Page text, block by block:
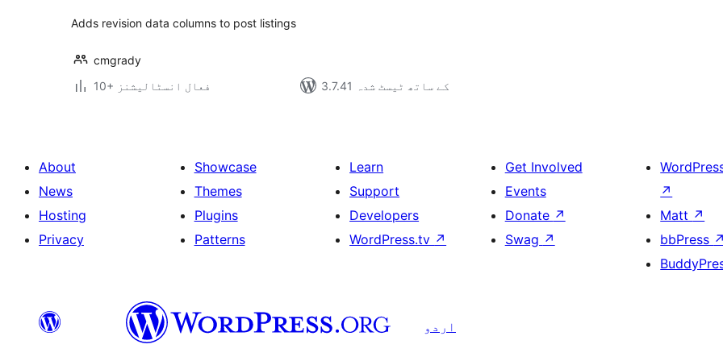
Adds revision data columns to post listings
cmgrady
10+ فعال انسٹالیشنز
3.7.41 کے ساتھ ٹیسٹ شدہ
About
News
Hosting
Privacy
Showcase
Themes
Plugins
Patterns
Learn
Support
Developers
WordPress.tv ↗
Get Involved
Events
Donate ↗
Swag ↗
↗
Matt ↗
bbPress ↗
اردو